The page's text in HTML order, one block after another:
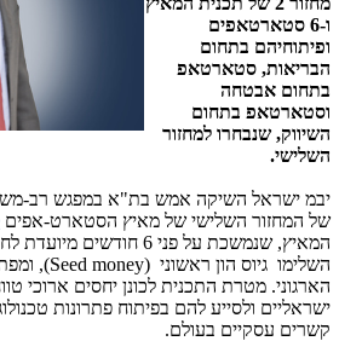
ו-6 סטארטאפים
ופיתוחיהם בתחום
הבריאות, סטארטאפ
בתחום אבטחה
וסטארטאפ בתחום
השיווק, שנבחרו למחזור
השלישי.
יבמ ישראל השיקה אמש בת"א במפגש רב-
של המחזור השלישי של מאיץ הסטארט-אפים
המאיץ, שנמשכת על פני 6
השלימו גיוס הון ראשוני (Seed money)
,
הארגוני. מטרת התכנית לכונן יחסים ארוכי
ישראליים ולסייע להם בפיתוח פתרונות
קשרים עסקיים בעולם.